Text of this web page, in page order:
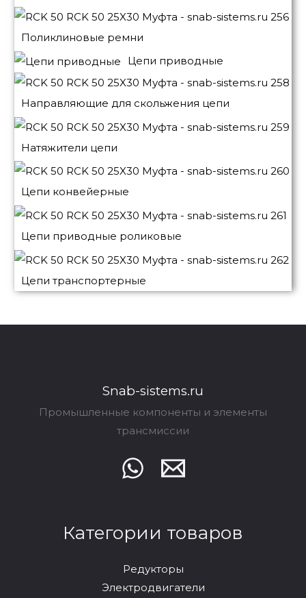
Поликлиновые ремни
Цепи приводные
Направляющие для скольжения цепи
Натяжители цепи
Цепи конвейерные
Цепи приводные роликовые
Цепи транспортерные
Snab-sistems.ru
Промышленные компоненты и элементы
трансмиссии
Категории товаров
Редукторы
Электродвигатели